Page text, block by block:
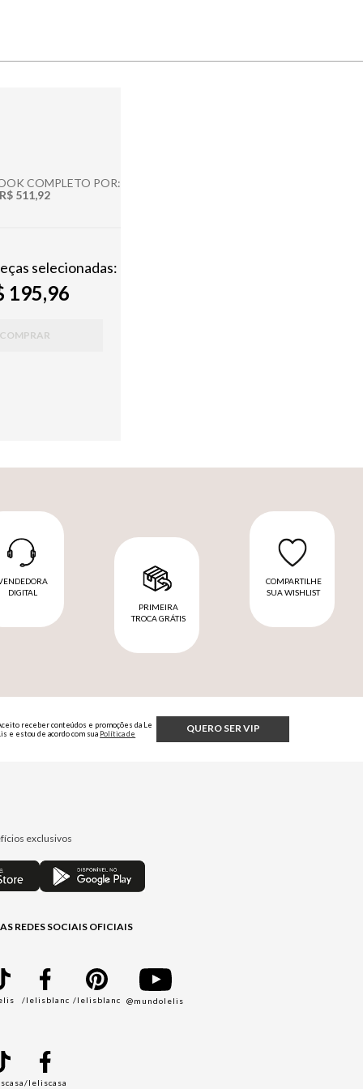
COMPLETO POR:
R$ 511,92
selecionadas:
195,96
COMPRAR
DIGITAL
PRIMEIRA
TROCA GRÁTIS
COMPARTILHE
SUA WISHLIST
QUERO SER VIP
receber conteúdos e promoções da Le
e estou de acordo com sua Política de
exclusivos
REDES SOCIAIS OFICIAIS
/lelisblanc /lelisblanc @mundolelis
/leliscasa